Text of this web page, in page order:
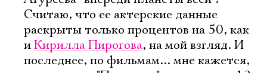
Считаю, что ее актерские данные
раскрыты только процентов на 50, как
иКирилла Пирогова, на мой взгляд. И
последнее, по фильмам... мне кажется,